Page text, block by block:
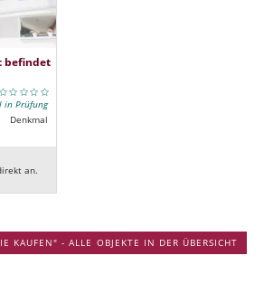
befindet
in Prüfung
Denkmal
an.
KAUFEN" - ALLE OBJEKTE IN DER ÜBERSICHT